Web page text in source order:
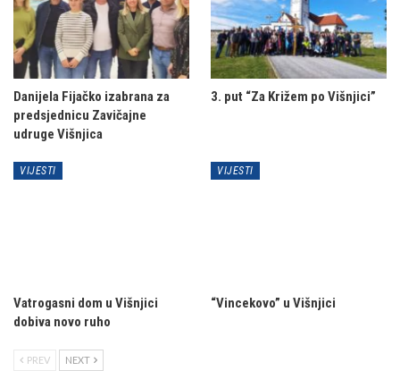
Danijela Fijačko izabrana za
predsjednicu Zavičajne
udruge Višnjica
3. put “Za Križem po Višnjici”
VIJESTI
Vatrogasni dom u Višnjici
dobiva novo ruho
VIJESTI
“Vincekovo” u Višnjici
PREV NEXT